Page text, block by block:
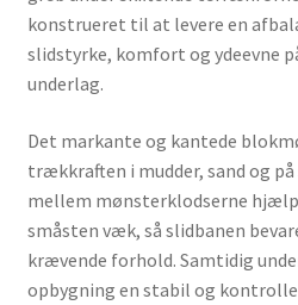
konstrueret til at levere en
slidstyrke, komfort og ydeevne
underlag.
Det markante og kantede
trækkraften i mudder, sand og
mellem mønsterklodserne
småsten væk, så slidbanen
krævende forhold. Samtidig
opbygning en stabil og